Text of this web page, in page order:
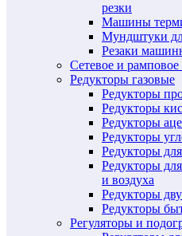
резки
Машины
Мундштуки
Резаки
Сетевое и рамповое
Редукторы газовые
Редукторы
Редукторы
Редукторы
Редукторы
Редукторы
Редукторы
и воздуха
Редукторы
Редукторы
Регуляторы и